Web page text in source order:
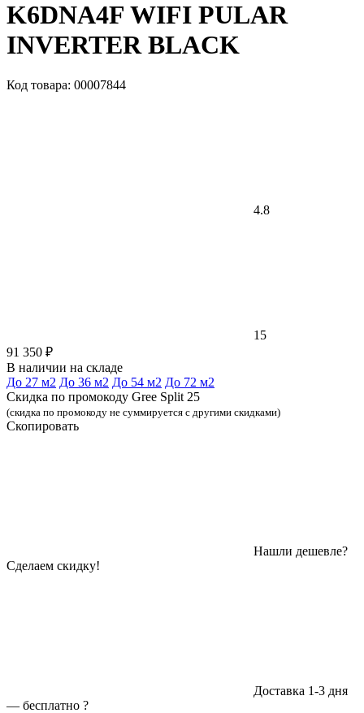
K6DNA4F WIFI PULAR
INVERTER BLACK
Код товара: 00007844
4.8
15
91 350 ₽
В наличии на складе
До 27 м2 До 36 м2 До 54 м2 До 72 м2
Скидка по промокоду Gree Split 25
(скидка по промокоду не суммируется с другими скидками)
Скопировать
Нашли дешевле?
Сделаем скидку!
Доставка 1-3 дня
— бесплатно ?